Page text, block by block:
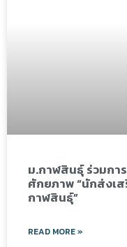
ม.กาฬสินธุ์ ร่วมก
ศักยภาพ “นักส่งเ
กาฬสินธุ์”
READ MORE »